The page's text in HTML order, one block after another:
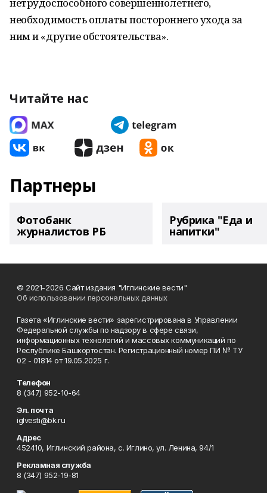
необходимость оплаты постороннего ухода за
ним и «другие обстоятельства».
Читайте нас
Партнеры
Фотобанк
журналистов РБ
Рубрика "Еда и
напитки"
© 2021-2026 Сайт издания "Иглинские вести"
Об использовании персональных данных
Газета «Иглинские вести» зарегистрирована в Управлении
Федеральной службы по надзору в сфере связи,
информационных технологий и массовых коммуникаций по
Республике Башкортостан. Регистрационный номер ПИ № ТУ
02 - 01814 от 19.05.2025 г.
Телефон
8 (347) 952-10-64
Эл. почта
iglvesti@bk.ru
Адрес
452410, Иглинский района, с. Иглино, ул. Ленина, 94/1
Рекламная служба
8 (347) 952-19-81